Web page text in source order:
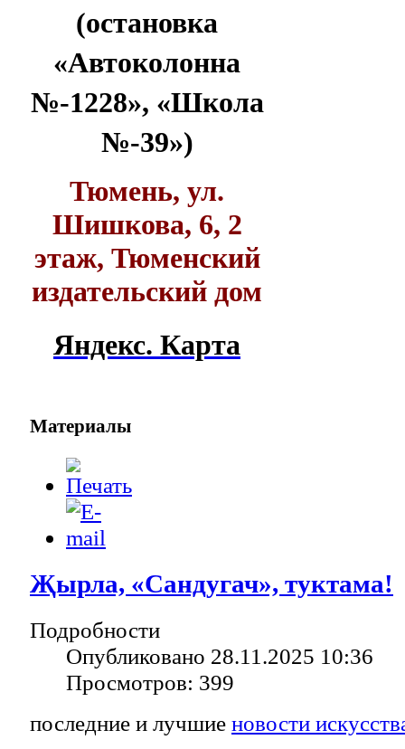
(остановка
«Автоколонна
№-1228», «Школа
№-39»)
Тюмень, ул.
Шишкова, 6, 2
этаж, Тюменский
издательский дом
Яндекс. Карта
Материалы
Җырла, «Сандугач», туктама!
Подробности
Опубликовано 28.11.2025 10:36
Просмотров: 399
последние и лучшие новости